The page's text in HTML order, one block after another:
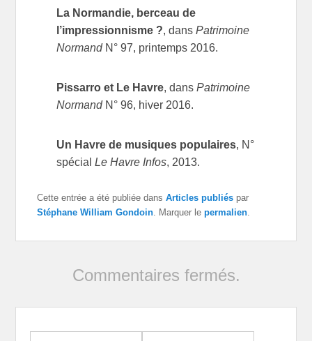
La Normandie, berceau de
l’impressionnisme ?, dans Patrimoine
NormandN° 97, printemps 2016.
Pissarro et Le Havre, dans Patrimoine
NormandN° 96, hiver 2016.
Un Havre de musiques populaires, N°
spécial Le Havre Infos, 2013.
Cette entrée a été publiée dansArticles publiés par
Stéphane William Gondoin . Marquer lepermalien
Commentaires fermés.